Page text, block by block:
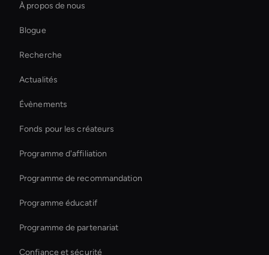
Agentic Ai For Customer Support
Live Ai Presenter
Interactive Product Demo Ai
Best Real-Time Ai Avatar Software
Outil de montage vidéo AI
Interactive Ai Avatar
À propos de nous
Blogue
Recherche
Actualités
Évènements
Fonds pour les créateurs
Programme d'affiliation
Programme de recommandation
Programme éducatif
Programme de partenariat
Confiance et sécurité